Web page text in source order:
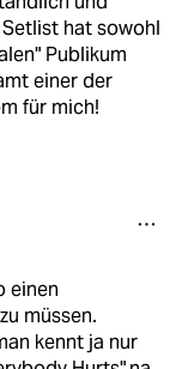
hat sowohl
Publikum
einer der
für mich!
einen
müssen.
kennt ja nur